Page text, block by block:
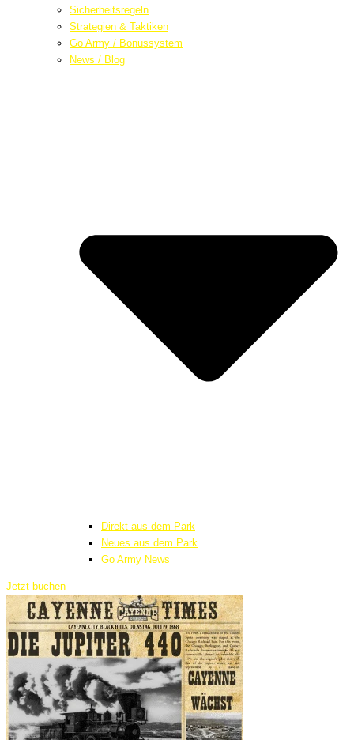
Sicherheitsregeln
Strategien & Taktiken
Go Army / Bonussystem
News / Blog
Direkt aus dem Park
Neues aus dem Park
Go Army News
Jetzt buchen